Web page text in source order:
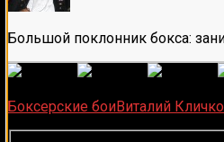
Большой поклонник бокса:
Боксерские боиВиталий Кличко